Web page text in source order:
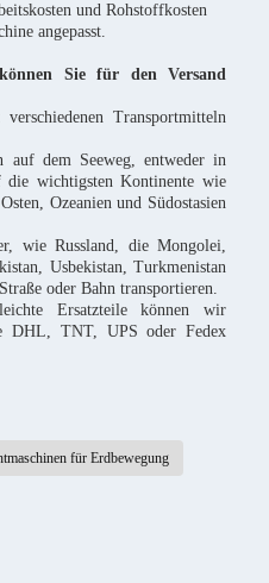
und Rohstoffkosten
angepasst.
Sie für den Versand
Transportmitteln
auf dem Seeweg, entweder in
wichtigsten Kontinente wie
Ozeanien und Südostasien
wie Russland, die Mongolei,
Usbekistan, Turkmenistan
oder Bahn transportieren.
Ersatzteile können wir
DHL, TNT, UPS oder Fedex
für Erdbewegung